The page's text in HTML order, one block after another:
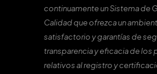
continuamente un Sistema de
Calidad que ofrezca un
satisfactorio y garantías de
transparencia y eficacia de los
relativos al registro y